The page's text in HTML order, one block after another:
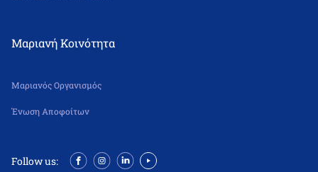
Μαριανή Κοινότητα
Μαριανός Οργανισμός
Ένωση Αποφοίτων
Follow us: